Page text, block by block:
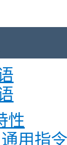
性
用指令